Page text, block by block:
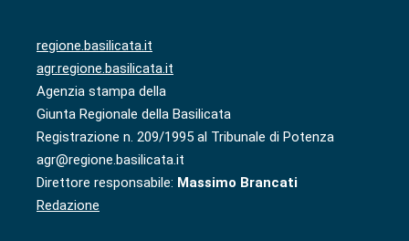
regione.basilicata.it
agr.regione.basilicata.it
Agenzia stampa della
Giunta Regionale della Basilicata
Registrazione n. 209/1995 al Tribunale di Potenza
agr@regione.basilicata.it
Direttore responsabile: Massimo Brancati
Redazione